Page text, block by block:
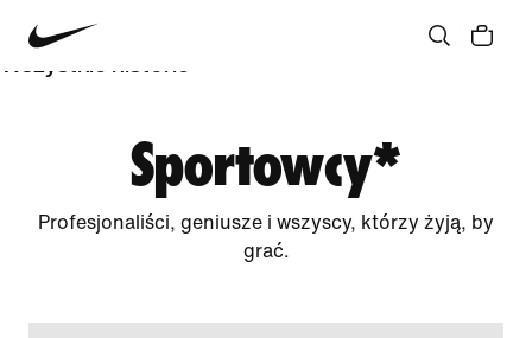
Społeczność
Wszystkie historie
Sportowcy*
Profesjonaliści, geniusze i wszyscy, którzy żyją, by
grać.